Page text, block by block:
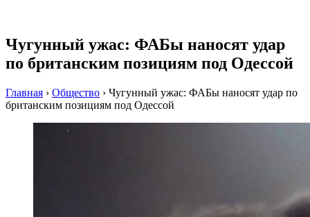
Чугунный ужас: ФАБы наносят удар
по британским позициям под Одессой
Главная › Общество › Чугунный ужас: ФАБы наносят удар по
британским позициям под Одессой